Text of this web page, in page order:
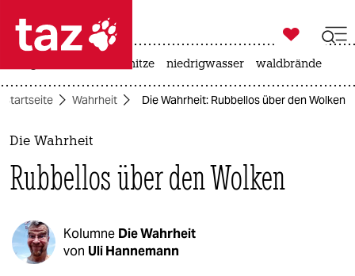
 taz zahl ich
taz zahl ich
themen
politik
öko
gesellschaft

taz zahl ich
hitze niedrigwasser waldbrände
Startseite Wahrheit Die Wahrheit: Rubbellos über den Wolken
Die Wahrheit
Rubbellos über den Wolken
Kolumne Die Wahrheit
von Uli Hannemann